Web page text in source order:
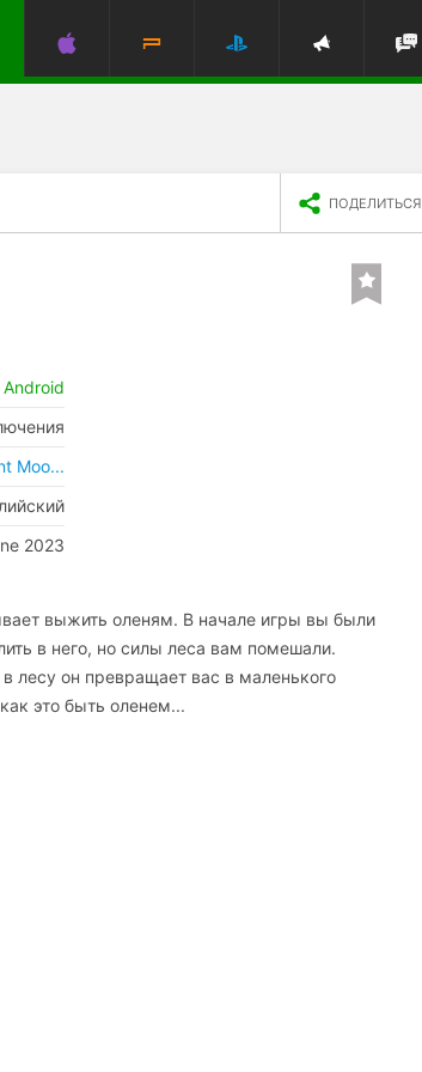
ПОДЕЛИТЬСЯ
Android
Moo...
2023
выжить оленям. В начале игры вы были
в него, но силы леса вам помешали.
лесу он превращает вас в маленького
это быть оленем...